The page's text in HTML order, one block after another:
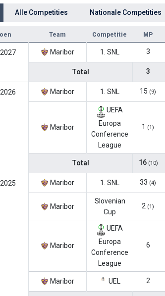
Alle Competities Nationale Competities
Team Competitie MP
Maribor 1. SNL 3
Total 3
Maribor 1. SNL 15 (9)
Maribor
UEFA
Europa
Conference
League
1 (1)
Total 16 (10)
Maribor 1. SNL 33 (4)
Maribor
Slovenian
Cup
2 (1)
Maribor
UEFA
Europa
Conference
League
6
Maribor UEL 2